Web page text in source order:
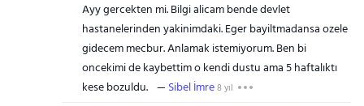
Ayy gercekten mi. Bilgi alicam bende devlet
hastanelerinden yakinimdaki. Eger bayiltmadansa ozele
gidecem mecbur. Anlamak istemiyorum. Ben bi
oncekimi de kaybettim o kendi dustu ama 5 haftalıktı
kese bozuldu.
Sibel İmre8 yıl